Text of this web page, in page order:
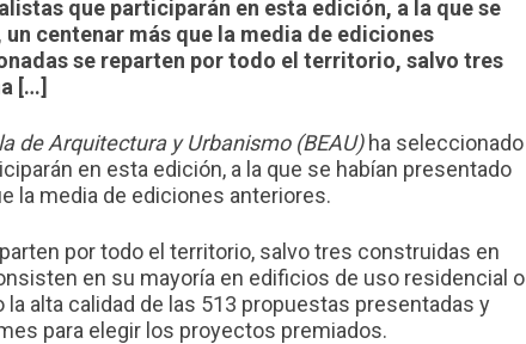
que participarán en esta edición, a la que se
centenar más que la media de ediciones
se reparten por todo el territorio, salvo tres
[…]
de Arquitectura y Urbanismo (BEAU)ha seleccionado
en esta edición, a la que se habían presentado
la media de ediciones anteriores.
por todo el territorio, salvo tres construidas en
en su mayoría en edificios de uso residencial o
la alta calidad de las 513 propuestas presentadas y
para elegir los proyectos premiados.